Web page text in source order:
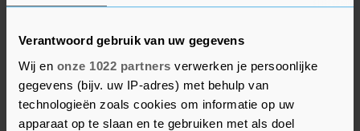
Verantwoord gebruik van uw gegevens
Wij en onze 1022 partners verwerken je persoonlijke
gegevens (bijv. uw IP-adres) met behulp van
technologieën zoals cookies om informatie op uw
apparaat op te slaan en te gebruiken met als doel